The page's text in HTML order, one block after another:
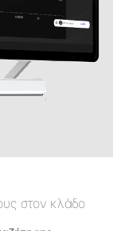
στον κλάδο